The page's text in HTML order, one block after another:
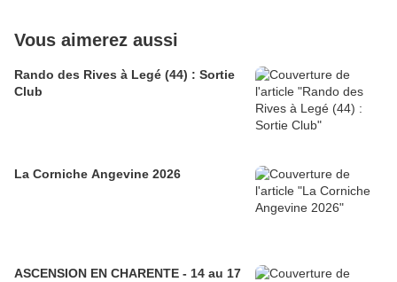
Vous aimerez aussi
Rando des Rives à Legé (44) : Sortie
Club
La Corniche Angevine 2026
ASCENSION EN CHARENTE - 14 au 17